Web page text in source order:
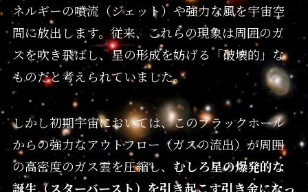
ネルギーの噴流（ジェット）や強力な風を宇宙空
間に放出します。従来、これらの現象は周囲のガ
スを吹き飛ばし、星の形成を妨げる「破壊的」な
ものだと考えられていました。
しかし初期宇宙においては、このブラックホール
からの強力なアウトフロー（ガスの流出）が周囲
の高密度のガス雲を圧縮し、 むしろ星の爆発的な
誕生（スターバースト）を引き起こす引き金になっ